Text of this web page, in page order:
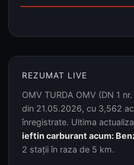
REZUMAT LIVE
OMV TURDA OMV (DN 1
din 21.05.2026, cu 3,562
înregistrate. Ultima
ieftin carburant acum:
2 stații în raza de 5 km.